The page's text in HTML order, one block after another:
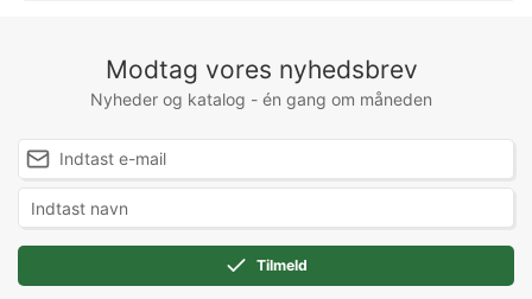
Modtag vores nyhedsbrev
Nyheder og katalog - én gang om måneden
Tilmeld